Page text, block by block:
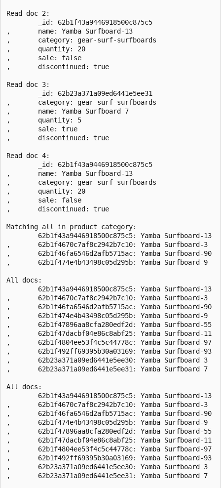
Read doc 2:
        _id: 62b1f43a9446918500c875c5
,       name: Yamba Surfboard-13
,       category: gear-surf-surfboards
,       quantity: 20
,       sale: false
,       discontinued: true
Read doc 3:
        _id: 62b23a371a09ed6441e5ee31
,       category: gear-surf-surfboards
,       name: Yamba Surfboard 7
,       quantity: 5
,       sale: true
,       discontinued: true
Read doc 4:
        _id: 62b1f43a9446918500c875c5
,       name: Yamba Surfboard-13
,       category: gear-surf-surfboards
,       quantity: 20
,       sale: false
,       discontinued: true
Matching all in product category:
        62b1f43a9446918500c875c5: Yamba Surfboard-13
,       62b1f4670c7af8c2942b7c10: Yamba Surfboard-3
,       62b1f46fa6546d2afb5715ac: Yamba Surfboard-90
,       62b1f474e4b43498c05d295b: Yamba Surfboard-9
All docs:
        62b1f43a9446918500c875c5: Yamba Surfboard-13
,       62b1f4670c7af8c2942b7c10: Yamba Surfboard-3
,       62b1f46fa6546d2afb5715ac: Yamba Surfboard-90
,       62b1f474e4b43498c05d295b: Yamba Surfboard-9
,       62b1f47896aa8cfa280edf2d: Yamba Surfboard-55
,       62b1f47dacbf04e86c8abf25: Yamba Surfboard-11
,       62b1f4804ee53f4c5c44778c: Yamba Surfboard-97
,       62b1f492ff69395b30a03169: Yamba Surfboard-93
,       62b23a371a09ed6441e5ee30: Yamba Surfboard 3
,       62b23a371a09ed6441e5ee31: Yamba Surfboard 7
All docs:
        62b1f43a9446918500c875c5: Yamba Surfboard-13
,       62b1f4670c7af8c2942b7c10: Yamba Surfboard-3
,       62b1f46fa6546d2afb5715ac: Yamba Surfboard-90
,       62b1f474e4b43498c05d295b: Yamba Surfboard-9
,       62b1f47896aa8cfa280edf2d: Yamba Surfboard-55
,       62b1f47dacbf04e86c8abf25: Yamba Surfboard-11
,       62b1f4804ee53f4c5c44778c: Yamba Surfboard-97
,       62b1f492ff69395b30a03169: Yamba Surfboard-93
,       62b23a371a09ed6441e5ee30: Yamba Surfboard 3
,       62b23a371a09ed6441e5ee31: Yamba Surfboard 7